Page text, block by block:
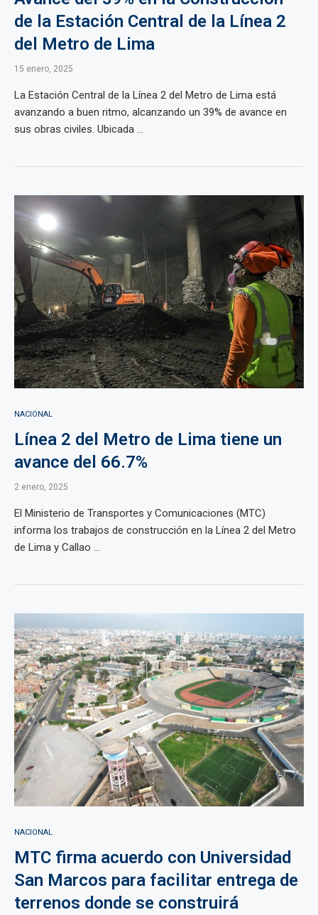
de la Estación Central de la Línea 2
del Metro de Lima
15 enero, 2025
La Estación Central de la Línea 2 del Metro de Lima está
avanzando a buen ritmo, alcanzando un 39% de avance en
sus obras civiles. Ubicada ...
NACIONAL
Línea 2 del Metro de Lima tiene un
avance del 66.7%
2 enero, 2025
El Ministerio de Transportes y Comunicaciones (MTC)
informa los trabajos de construcción en la Línea 2 del Metro
de Lima y Callao ...
NACIONAL
MTC firma acuerdo con Universidad
San Marcos para facilitar entrega de
terrenos donde se construirá